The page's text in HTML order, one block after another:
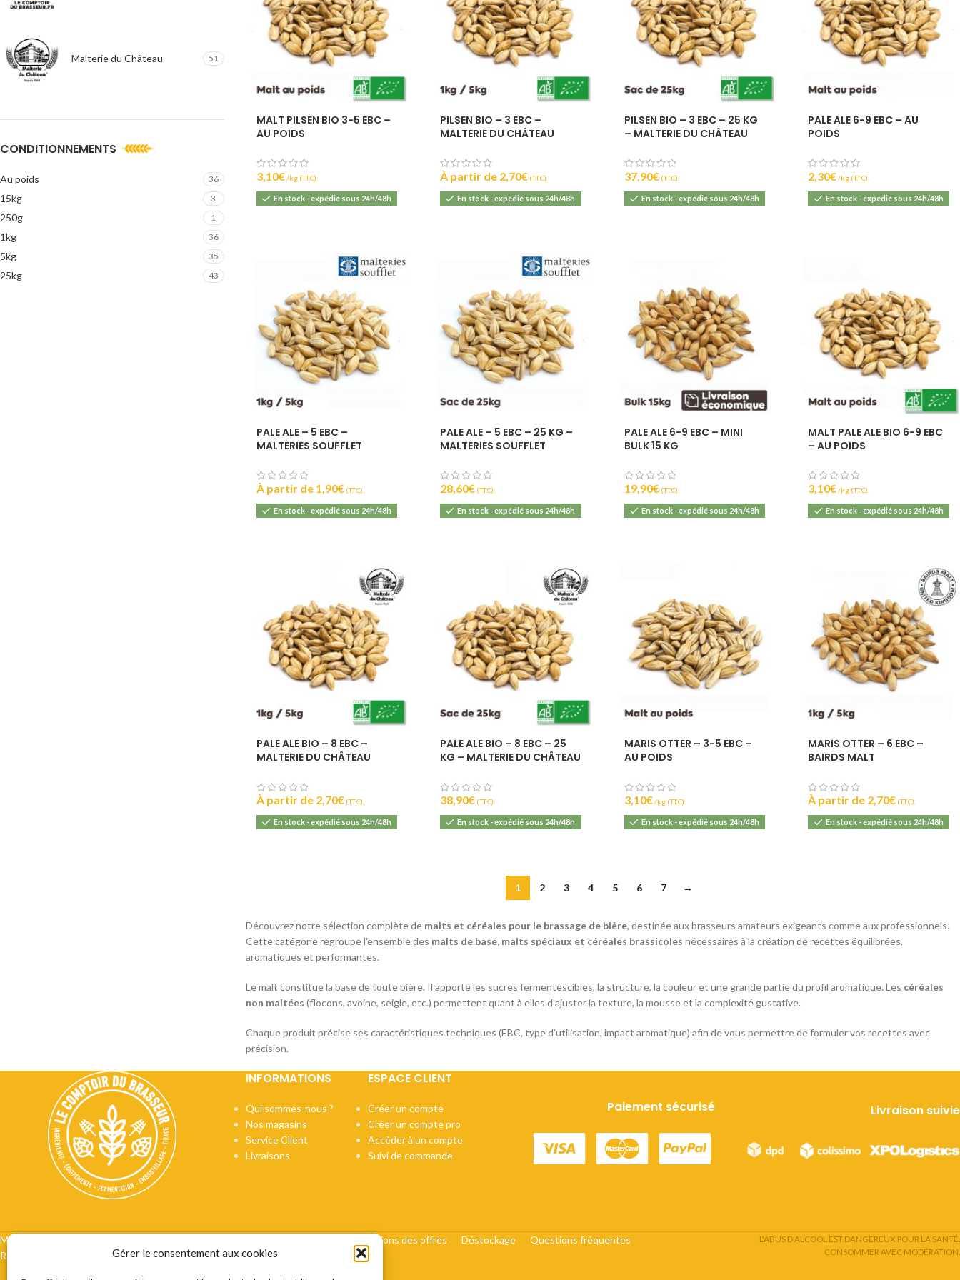
Gérer le consentement aux cookies
IBU :
DI :
1040 - 1060
1010 - 1016
Malterie du Château 51
CONDITIONNEMENTS
Au poids 36
15kg 3
250g 1
1kg 36
5kg 35
25kg 43
MALT PILSEN BIO 3-5 EBC –
AU POIDS
3,10€ (T.T.C).
En stock - expédié sous 24h/48h
PILSEN BIO – 3 EBC –
MALTERIE DU CHÂTEAU
À partir de 2,70€ (T.T.C).
En stock - expédié sous 24h/48h
PILSEN BIO – 3 EBC – 25 KG
– MALTERIE DU CHÂTEAU
37,90€(T.T.C).
En stock - expédié sous 24h/48h
PALE ALE 6-9 EBC – AU
POIDS
2,30€ (T.T.C).
En stock - expédié sous 24h/48h
PALE ALE – 5 EBC –
MALTERIES SOUFFLET
À partir de 1,90€(T.T.C).
En stock - expédié sous 24h/48h
PALE ALE – 5 EBC – 25 KG –
MALTERIES SOUFFLET
28,60€ (T.T.C).
En stock - expédié sous 24h/48h
PALE ALE 6-9 EBC – MINI
BULK 15 KG
19,90€(T.T.C).
En stock - expédié sous 24h/48h
MALT PALE ALE BIO 6-9 EBC
– AU POIDS
3,10€ (T.T.C).
En stock - expédié sous 24h/48h
PALE ALE BIO – 8 EBC –
MALTERIE DU CHÂTEAU
À partir de 2,70€(T.T.C).
En stock - expédié sous 24h/48h
PALE ALE BIO – 8 EBC – 25
KG – MALTERIE DU CHÂTEAU
38,90€ (T.T.C).
En stock - expédié sous 24h/48h
MARIS OTTER – 3-5 EBC –
AU POIDS
3,10€ (T.T.C).
En stock - expédié sous 24h/48h
MARIS OTTER – 6 EBC –
BAIRDS MALT
À partir de 2,70€ (T.T.C).
En stock - expédié sous 24h/48h
1 2 3 4 5 6 7 →
Découvrez notre sélection complète de malts et céréales pour le brassage de bière, destinée aux brasseurs amateurs exigeants comme aux professionnels.
Cette catégorie regroupe l’ensemble des malts de base, malts spéciaux et céréales brassicoles nécessaires à la création de recettes équilibrées,
aromatiques et performantes.
Le malt constitue la base de toute bière. Il apporte les sucres fermentescibles, la structure, la couleur et une grande partie du profil aromatique. Les céréales
non maltées (flocons, avoine, seigle, etc.) permettent quant à elles d’ajuster la texture, la mousse et la complexité gustative.
Chaque produit précise ses caractéristiques techniques (EBC, type d’utilisation, impact aromatique) afin de vous permettre de formuler vos recettes avec
précision.
INFORMATIONS
Qui sommes-nous ?
Nos magasins
Service Client
Livraisons
ESPACE CLIENT
Créer un compte
Créer un compte pro
Accèder à un compte
Suivi de commande
Paiement sécurisé Livraison suivie
Mentions légales Conditions des offres Déstockage
Questions fréquentes
Recrutement
L'ABUS D'ALCOOL EST DANGEREUX POUR LA SANTÉ.
CONSOMMER AVEC MODÉRATION.